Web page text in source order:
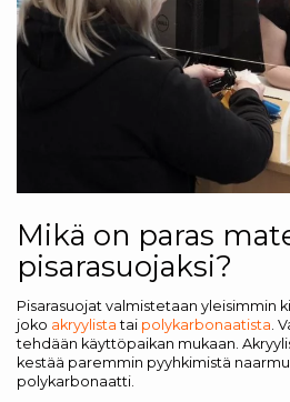
Mikä on paras
pisarasuojaksi?
Pisarasuojat valmistetaan yleisimmin
joko akryylista tai polykarbonaatista .
tehdään käyttöpaikan mukaan.
kestää paremmin pyyhkimistä
polykarbonaatti.